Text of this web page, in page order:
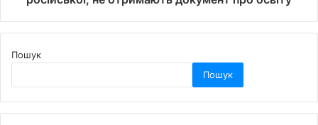
Пошук
Пошук